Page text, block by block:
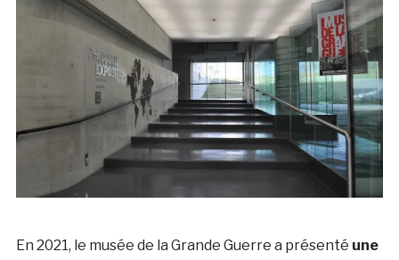
En 2021, le musée de la Grande Guerre a présenté une